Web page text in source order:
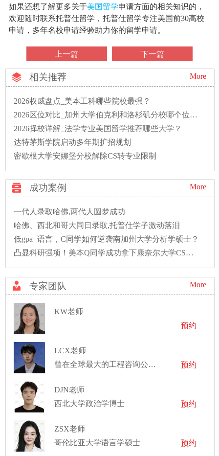
如果还想了解更多关于美国留学申请方面的相关知识的，
欢迎随时联系托普仕留学，托普仕留学专注美国前30高校
申请，多年名校申请经验助力你的留学申请。
上一篇 下一篇
相关推荐 More
2026权威盘点_美本工科哪些院校最强？
2026区位对比_加州大学伯克利和洛杉矶分校哪个位置好？
2026择校详解_法学专业美国留学推荐哪些大学？
达特茅斯学院启动多年期扩招规划
密歇根大学安娜堡分校解除CS转专业限制
成功案例 More
一代人录取哈佛,两代人圆梦成功
哈佛、西北和哥大同日录取,托普仕学子激动落泪
低gpa+语言，C同学如何逆袭南加州大学分析学硕士？
凸显科研强项！美本Q同学成功拿下康奈尔大学CS硕士录取！
专家团队 More
KW老师
预约
LCX老师
曾在全球最大的工程咨询公司工作
预约
DJN老师
西北大学政治学博士
预约
ZSX老师
哥伦比亚大学语言学硕士
预约